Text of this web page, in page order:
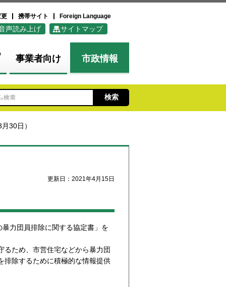
携帯サイト Foreign Language
声読み上げ サイトマップ
事業者向け 市政情報
30日）
更新日：2021年4月15日
力団員排除に関する協定書」を
るため、市営住宅などから暴力団
排除するために積極的な情報提供